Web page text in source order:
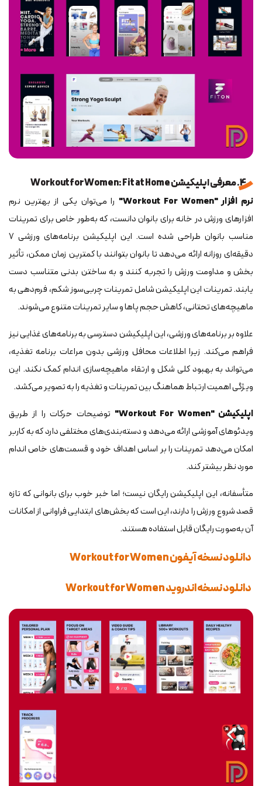
4. معرفی اپلیکیشن Workout for Women: Fit at Home
نرم افزار "Workout For Women"
را می‌توان یکی از بهترین نرم
افزارهای ورزش در خانه برای بانوان دانست، که به‌طور خاص برای تمرینات
مناسب بانوان طراحی شده است. این اپلیکیشن برنامه‌های ورزشی ۷
دقیقه‌ای روزانه ارائه می‌دهد تا بانوان بتوانند با کمترین زمان ممکن، تأثیر
بخش و مداومت ورزش را تجربه کنند و به ساختن بدنی متناسب دست
یابند. تمرینات این اپلیکیشن شامل تمرینات چربی‌سوز شکم، فرم‌دهی به
ماهیچه‌های تحتانی، کاهش حجم پاها و سایر تمرینات متنوع می‌شوند.
علاوه بر برنامه‌های ورزشی، این اپلیکیشن دسترسی به برنامه‌های غذایی نیز
فراهم می‌کند. زیرا اطلاعات محافل ورزشی بدون مراعات برنامه تغذیه،
می‌تواند به بهبود کلی شکل و ارتقاء ماهیچه‌سازی اندام کمک نکند. این
ویژگی اهمیت ارتباط هماهنگ بین تمرینات و تغذیه را به تصویر می‌کشد.
اپلیکیشن "Workout For Women"
توضیحات حرکات را از طریق
ویدئوهای آموزشی ارائه می‌دهد و دسته‌بندی‌های مختلفی دارد که به کاربر
امکان می‌دهد تمرینات را بر اساس اهداف خود و قسمت‌های خاص اندام
مورد نظر بیشتر کند.
متأسفانه، این اپلیکیشن رایگان نیست؛ اما خبر خوب برای بانوانی که تازه
قصد شروع ورزش را دارند، این است که بخش‌های ابتدایی فراوانی از امکانات
آن به‌صورت رایگان قابل استفاده هستند.
دانلود نسخه آیفون Workout for Women
دانلود نسخه اندروید Workout for Women